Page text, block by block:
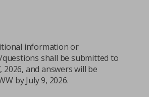
information or
shall be submitted to
2026, and answers will be
by July 9, 2026.